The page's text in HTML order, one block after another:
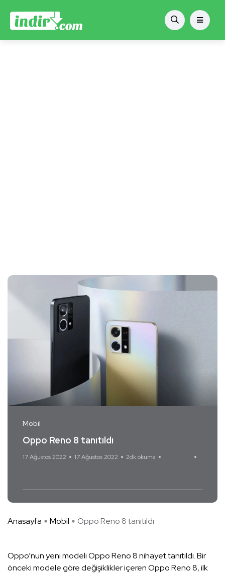
Mobil
Oppo Reno 8 tanıtıldı
17 Ağustos 2022 17 Ağustos 2022 2dk okuma
Anasayfa Mobil Oppo Reno 8 tanıtıldı
Oppo’nun yeni modeli Oppo Reno 8 nihayet tanıtıldı. Bir
önceki modele göre değişiklikler içeren Oppo Reno 8, ilk